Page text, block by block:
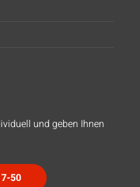
und geben Ihnen
50